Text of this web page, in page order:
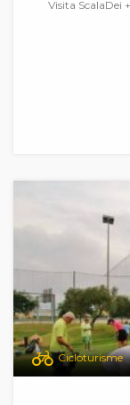
Visita ScalaDei
Cicloturisme